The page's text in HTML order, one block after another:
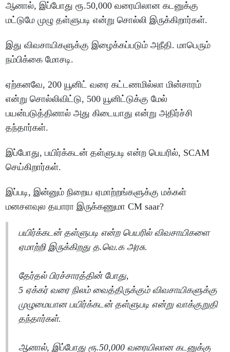
ஆனால், இப்போது ரூ.50,000 வரையிலான கடனுக்கு
மட்டுமே முழு தள்ளுபடி என்று சொல்லி இருக்கிறார்கள்.
இது விவசாயிகளுக்கு இழைக்கப்படும் அநீதி. மாபெரும்
நம்பிக்கை மோசடி.
ஏற்கனவே, 200 யூனிட் வரை கட்டணமில்லா மின்சாரம்
என்று சொல்லிவிட்டு, 500 யூனிட்டுக்கு மேல்
பயன்படுத்தினால் அது கிடையாது என்று அதிர்ச்சி
தந்தார்கள்.
இப்போது, பயிர்க்கடன் தள்ளுபடி என்ற பெயரில், SCAM
செய்கிறார்கள்.
இப்படி, இன்னும் நிறைய ஏமாற்றங்களுக்கு மக்கள்
மனசளவுல தயாரா இருக்கணுமா CM saar?
பயிர்க்கடன் தள்ளுபடி என்ற பெயரில் விவசாயிகளை
ஏமாற்றி இருக்கிறது த.வெ.க அரசு.
தேர்தல் பிரச்சாரத்தின் போது,
5 ஏக்கர் வரை நிலம் வைத்திருக்கும் விவசாயிகளுக்கு
முழுமையான பயிர்க்கடன் தள்ளுபடி என்று வாக்குறுதி
தந்தார்கள்.
ஆனால், இப்போது ரூ.50,000 வரையிலான கடனுக்கு